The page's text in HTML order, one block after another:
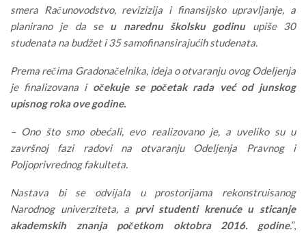
smera Računovodstvo, revizizija i finansijsko upravljanje, a
planirano je da se u narednu školsku godinuupiše 30
studenata na budžet i 35 samofinansirajućih studenata.
Prema rečima Gradonačelnika, ideja o otvaranju ovog Odeljenja
je finalizovana i očekuje se početak rada već od junskog
upisnog roka ove godine.
– Ono što smo obećali, evo realizovano je, a uveliko su u
završnoj fazi radovi na otvaranju Odeljenja Pravnog i
Poljoprivrednog fakulteta.
Nastava bi se odvijala u prostorijama rekonstruisanog
Narodnog univerziteta, a prvi studenti krenuće u sticanje
akademskih znanja početkom oktobra 2016. godine.”,